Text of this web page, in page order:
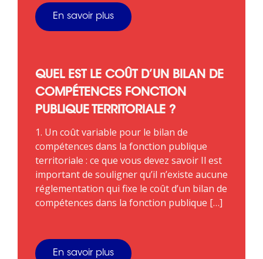
En savoir plus
QUEL EST LE COÛT D’UN BILAN DE
COMPÉTENCES FONCTION
PUBLIQUE TERRITORIALE ?
1. Un coût variable pour le bilan de
compétences dans la fonction publique
territoriale : ce que vous devez savoir Il est
important de souligner qu’il n’existe aucune
réglementation qui fixe le coût d’un bilan de
compétences dans la fonction publique […]
En savoir plus